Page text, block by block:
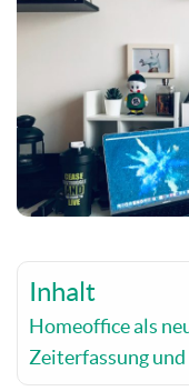
Inhalt
Homeoffice als
Zeiterfassung